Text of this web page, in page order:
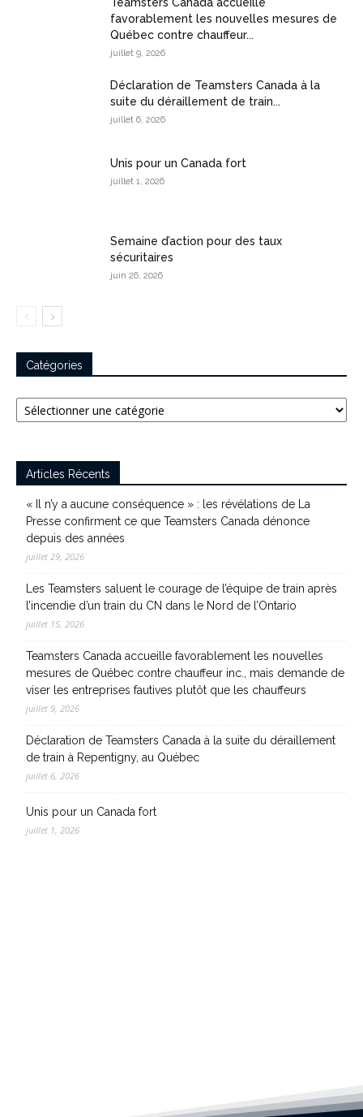
favorablement les nouvelles mesures de
Québec contre chauffeur...
juillet 9, 2026
Déclaration de Teamsters Canada à la
suite du déraillement de train...
juillet 6, 2026
Unis pour un Canada fort
juillet 1, 2026
Semaine d’action pour des taux
sécuritaires
juin 26, 2026
Catégories
Catégories
Articles Récents
« Il n’y a aucune conséquence » : les révélations de La
Presse confirment ce que Teamsters Canada dénonce
depuis des années
juillet 29, 2026
Les Teamsters saluent le courage de l’équipe de train après
l’incendie d’un train du CN dans le Nord de l’Ontario
juillet 15, 2026
Teamsters Canada accueille favorablement les nouvelles
mesures de Québec contre chauffeur inc., mais demande de
viser les entreprises fautives plutôt que les chauffeurs
juillet 9, 2026
Déclaration de Teamsters Canada à la suite du déraillement
de train à Repentigny, au Québec
juillet 6, 2026
Unis pour un Canada fort
juillet 1, 2026